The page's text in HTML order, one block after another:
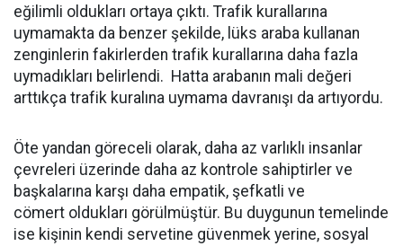
eğilimli oldukları ortaya çıktı. Trafik kurallarına
uymamakta da benzer şekilde, lüks araba kullanan
zenginlerin fakirlerden trafik kurallarına daha fazla
uymadıkları belirlendi. Hatta arabanın mali değeri
arttıkça trafik kuralına uymama davranışı da artıyordu.
Öte yandan göreceli olarak, daha az varlıklı insanlar
çevreleri üzerinde daha az kontrole sahiptirler ve
başkalarına karşı daha empatik, şefkatli ve
cömert oldukları görülmüştür. Bu duygunun temelinde
ise kişinin kendi servetine güvenmek yerine, sosyal